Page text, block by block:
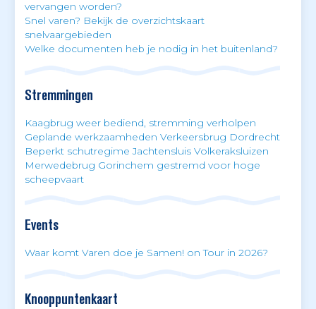
vervangen worden?
Snel varen? Bekijk de overzichtskaart
snelvaargebieden
Welke documenten heb je nodig in het buitenland?
Stremmingen
Kaagbrug weer bediend, stremming verholpen
Geplande werkzaamheden Verkeersbrug Dordrecht
Beperkt schutregime Jachtensluis Volkeraksluizen
Merwedebrug Gorinchem gestremd voor hoge
scheepvaart
Events
Waar komt Varen doe je Samen! on Tour in 2026?
Knooppuntenkaart